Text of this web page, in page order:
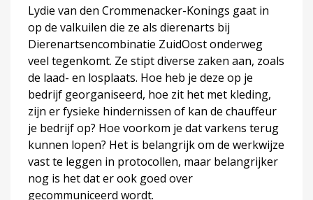
Lydie van den Crommenacker-Konings gaat in
op de valkuilen die ze als dierenarts bij
Dierenartsencombinatie ZuidOost onderweg
veel tegenkomt. Ze stipt diverse zaken aan, zoals
de laad- en losplaats. Hoe heb je deze op je
bedrijf georganiseerd, hoe zit het met kleding,
zijn er fysieke hindernissen of kan de chauffeur
je bedrijf op? Hoe voorkom je dat varkens terug
kunnen lopen? Het is belangrijk om de werkwijze
vast te leggen in protocollen, maar belangrijker
nog is het dat er ook goed over
gecommuniceerd wordt.